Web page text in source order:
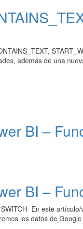
además de una
BI –
BI –
En este
los datos de Google